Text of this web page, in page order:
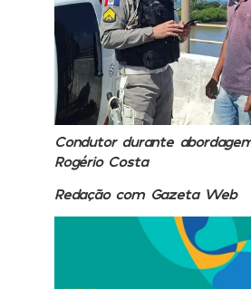
Condutor durante
Rogério Costa
Redação com Gazeta Web